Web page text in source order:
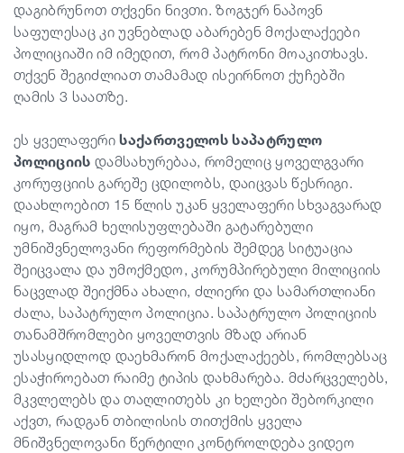
დაგიბრუნოთ თქვენი ნივთი. ზოგჯერ ნაპოვნ
საფულესაც კი უვნებლად აბარებენ მოქალაქეები
პოლიციაში იმ იმედით, რომ პატრონი მოაკითხავს.
თქვენ შეგიძლიათ თამამად ისეირნოთ ქუჩებში
ღამის 3 საათზე.
ეს ყველაფერი საქართველოს საპატრულო
პოლიციის დამსახურებაა, რომელიც ყოველგვარი
კორუფციის გარეშე ცდილობს, დაიცვას წესრიგი.
დაახლოებით 15 წლის უკან ყველაფერი სხვაგვარად
იყო, მაგრამ ხელისუფლებაში გატარებული
უმნიშვნელოვანი რეფორმების შემდეგ სიტუაცია
შეიცვალა და უმოქმედო, კორუმპირებული მილიციის
ნაცვლად შეიქმნა ახალი, ძლიერი და სამართლიანი
ძალა, საპატრულო პოლიცია. საპატრულო პოლიციის
თანამშრომლები ყოველთვის მზად არიან
უსასყიდლოდ დაეხმარონ მოქალაქეებს, რომლებსაც
ესაჭიროებათ რაიმე ტიპის დახმარება. მძარცველებს,
მკვლელებს და თაღლითებს კი ხელები შებორკილი
აქვთ, რადგან თბილისის თითქმის ყველა
მნიშვნელოვანი წერტილი კონტროლდება ვიდეო